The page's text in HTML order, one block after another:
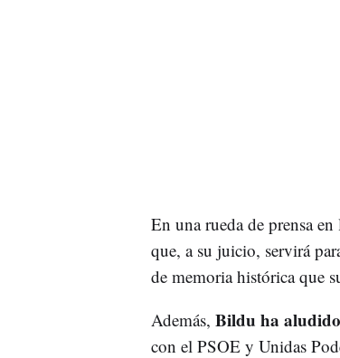
En una rueda de prensa
que, a su juicio, servirá
de memoria histórica que
Además, Bildu ha
con el PSOE y Unidas